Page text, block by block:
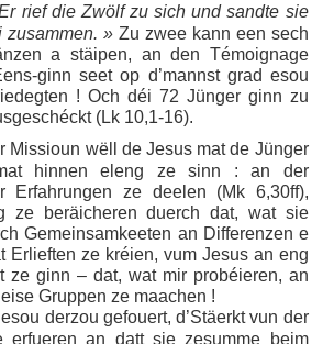
rief die Zwölf zu sich und sandte sie
zusammen. » Zu zwee kann een sech
a stäipen, an den Témoignage
ginn seet op d’mannst grad esou
! Och déi 72 Jünger ginn zu
(Lk 10,1-16).
Missioun wëll de Jesus mat de Jünger
hinnen eleng ze sinn : an der
Erfahrungen ze deelen (Mk 6,30ff),
ze beräicheren duerch dat, wat sie
Gemeinsamkeeten an Differenzen e
Erlieften ze kréien, vum Jesus an eng
ze ginn – dat, wat mir probéieren, an
Gruppen ze maachen !
derzou gefouert, d’Stäerkt vun der
erfueren an datt sie zesumme beim